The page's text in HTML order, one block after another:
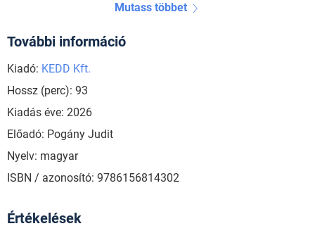
Mutass többet
További információ
Kiadó: KEDD Kft.
Hossz (perc): 93
Kiadás éve: 2026
Előadó: Pogány Judit
Nyelv: magyar
ISBN / azonosító: 9786156814302
Értékelések